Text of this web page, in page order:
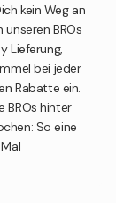
kein Weg an
unseren BROs
Lieferung,
bei jeder
Rabatte ein.
BROs hinter
So eine